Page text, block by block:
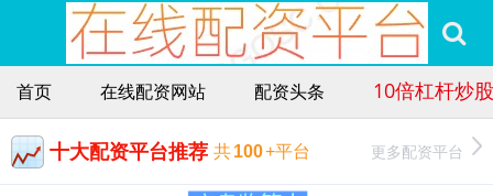
首页 在线配资网站 配资头条 10倍杠杆炒股
十大配资平台推荐 共100+平台 更多配资平台